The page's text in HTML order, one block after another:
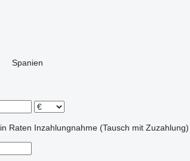
Spanien
in Raten Inzahlungnahme (Tausch mit Zuzahlung)